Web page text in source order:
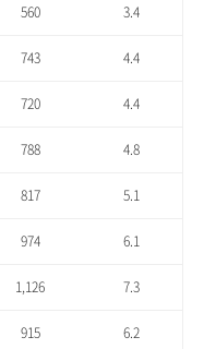
560 3.4
743 4.4
720 4.4
788 4.8
817 5.1
974 6.1
1,126 7.3
915 6.2